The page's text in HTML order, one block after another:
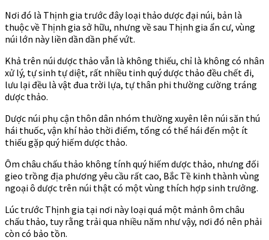
Nơi đó là Thịnh gia trước đây loại thảo dược đại núi, bản là
thuộc về Thịnh gia sở hữu, nhưng về sau Thịnh gia ẩn cư, vùng
núi lớn này liền dần dần phế vứt.
Khả trên núi dược thảo vẫn là không thiếu, chỉ là không có nhân
xử lý, tự sinh tự diệt, rất nhiều tinh quý dược thảo đều chết đi,
lưu lại đều là vật đua trời lựa, tự thân phi thường cường tráng
dược thảo.
Dược núi phụ cận thôn dân nhóm thường xuyên lên núi săn thú
hái thuốc, vận khí hảo thời điểm, tổng có thể hái đến một ít
thiếu gặp quý hiếm dược thảo.
Ôm châu chấu thảo không tính quý hiếm dược thảo, nhưng đối
gieo trồng địa phương yêu cầu rất cao, Bắc Tề kinh thành vùng
ngoại ô dược trên núi thật có một vùng thích hợp sinh trưởng.
Lúc trước Thịnh gia tại nơi này loại quá một mảnh ôm châu
chấu thảo, tuy rằng trải qua nhiều năm như vậy, nơi đó nên phải
còn có bảo tồn.